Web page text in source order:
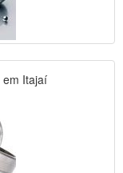
em Itajaí